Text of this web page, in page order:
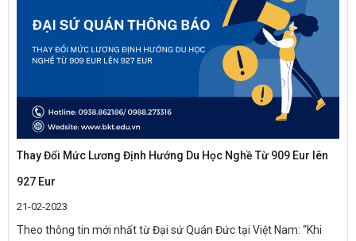
Thay Đổi Mức Lương Định Hướng Du Học Nghề Từ 909 Eur lên
927 Eur
21-02-2023
Theo thông tin mới nhất từ Đại sứ Quán Đức tại Việt Nam: “Khi